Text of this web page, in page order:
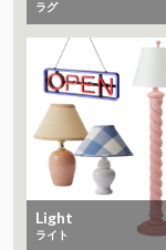
ラグ
Light
ライト